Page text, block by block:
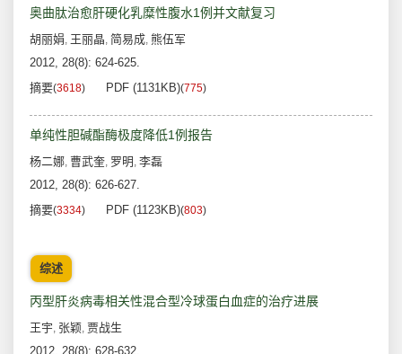
奥曲肽治愈肝硬化乳糜性腹水1例并文献复习
胡丽娟, 王丽晶, 简易成, 熊伍军
2012, 28(8): 624-625.
摘要(3618) PDF (1131KB)(775)
单纯性胆碱酯酶极度降低1例报告
杨二娜, 曹武奎, 罗明 , 李磊
2012, 28(8): 626-627.
摘要(3334) PDF (1123KB)(803)
综述
丙型肝炎病毒相关性混合型冷球蛋白血症的治疗进展
王宇, 张颖, 贾战生
2012, 28(8): 628-632.